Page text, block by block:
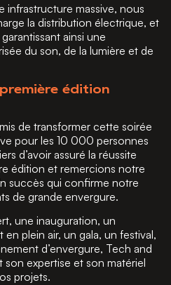
infrastructure massive, nous
la distribution électrique, et
ainsi une
du son, de la lumière et de
édition
de transformer cette soirée
pour les 10 000 personnes
d’avoir assuré la réussite
édition et remercions notre
succès qui confirme notre
de grande envergure.
une inauguration, un
plein air, un gala, un festival,
d’envergure, Tech and
expertise et son matériel
projets.